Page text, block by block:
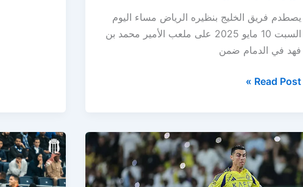
يصطدم فريق الخليج بنظيره الرياض مساء اليوم
السبت 10 مايو 2025 على ملعب الأمير محمد بن
فهد في الدمام ضمن
الخليج
اليوم
في
مباراة
حاسمة
Read Post »
السعودي